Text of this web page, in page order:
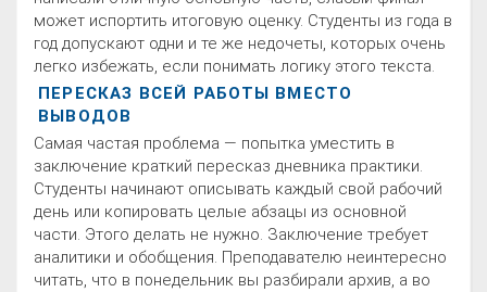
может испортить итоговую оценку. Студенты из года в
год допускают одни и те же недочеты, которых очень
легко избежать, если понимать логику этого текста.
ПЕРЕСКАЗ ВСЕЙ РАБОТЫ ВМЕСТО
ВЫВОДОВ
Самая частая проблема — попытка уместить в
заключение краткий пересказ дневника практики.
Студенты начинают описывать каждый свой рабочий
день или копировать целые абзацы из основной
части. Этого делать не нужно. Заключение требует
аналитики и обобщения. Преподавателю неинтересно
читать, что в понедельник вы разбирали архив, а во